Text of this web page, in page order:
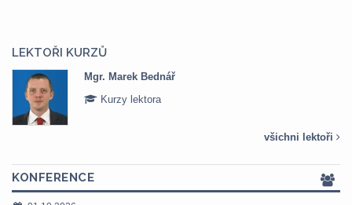
LEKTOŘI KURZŮ
Mgr. Marek Bednář
Kurzy lektora
všichni lektoři
KONFERENCE